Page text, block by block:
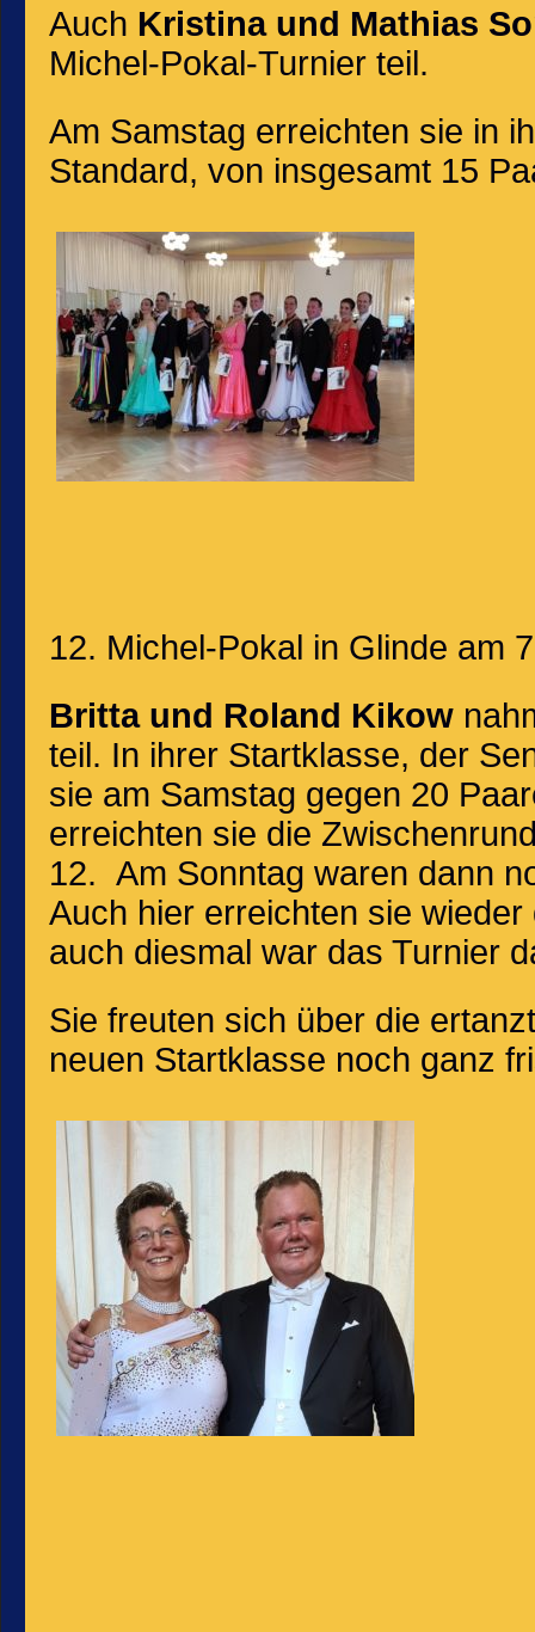
Auch Kristina und Mathias
Michel-Pokal-Turnier teil.
Am Samstag erreichten sie in
Standard, von insgesamt 15
12. Michel-Pokal in Glinde am
Britta und Roland Kikow
teil. In ihrer Startklasse, der
sie am Samstag gegen 20
erreichten sie die
12. Am Sonntag waren dann
Auch hier erreichten sie
auch diesmal war das Turnier
Sie freuten sich über die
neuen Startklasse noch ganz